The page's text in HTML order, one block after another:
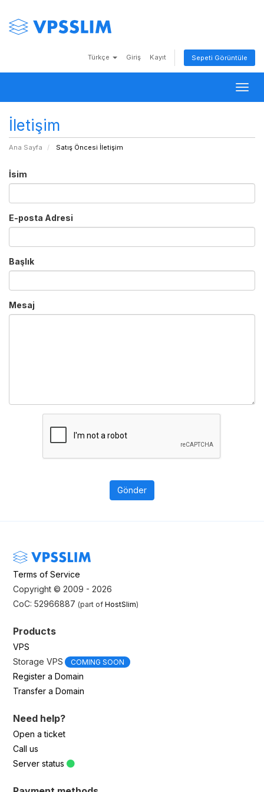
Türkçe Giriş Kayıt Sepeti Görüntüle
İletişim
Ana Sayfa Satış Öncesi İletişim
İsim
E-posta Adresi
Başlık
Mesaj
Gönder
Terms of Service
Copyright © 2009 - 2026
CoC: 52966887 (part ofHostSlim)
Products
VPS
Storage VPS
COMING SOON
Register a Domain
Transfer a Domain
Need help?
Open a ticket
Call us
Server status